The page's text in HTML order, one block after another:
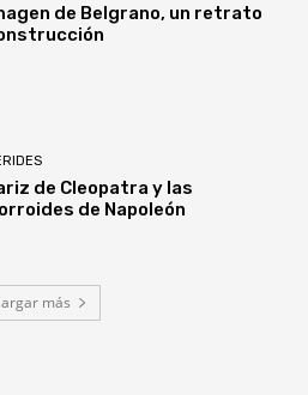
de Belgrano, un retrato
de Cleopatra y las
de Napoleón
más